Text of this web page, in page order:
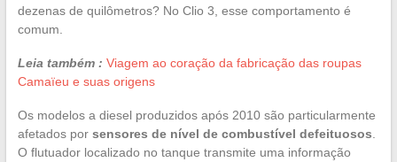
dezenas de quilômetros? No Clio 3, esse comportamento é
comum.
Leia também : Viagem ao coração da fabricação das roupas
Camaïeu e suas origens
Os modelos a diesel produzidos após 2010 são particularmente
afetados por sensores de nível de combustível defeituosos
O flutuador localizado no tanque transmite uma informação